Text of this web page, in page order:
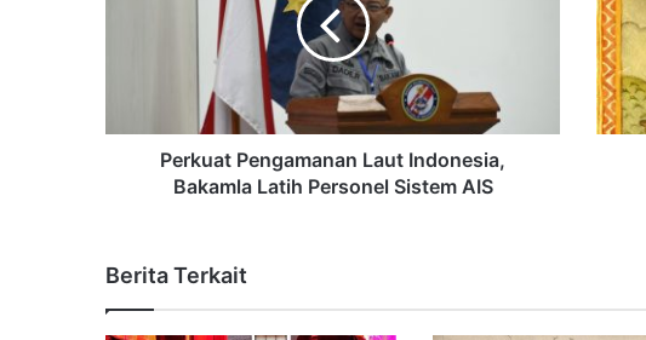
Perkuat Pengamanan Laut Indonesia,
Bakamla Latih Personel Sistem AIS
Berita Terkait